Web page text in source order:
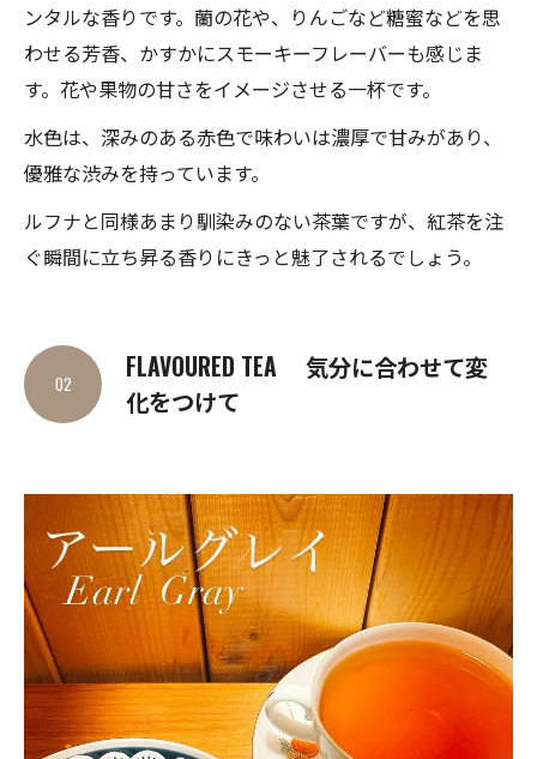
ンタルな香りです。蘭の花や、りんごなど糖蜜などを思
わせる芳香、かすかにスモーキーフレーバーも感じま
す。花や果物の甘さをイメージさせる一杯です。
水色は、深みのある赤色で味わいは濃厚で甘みがあり、
優雅な渋みを持っています。
ルフナと同様あまり馴染みのない茶葉ですが、紅茶を注
ぐ瞬間に立ち昇る香りにきっと魅了されるでしょう。
FLAVOURED TEA 気分に合わせて変
化をつけて
02